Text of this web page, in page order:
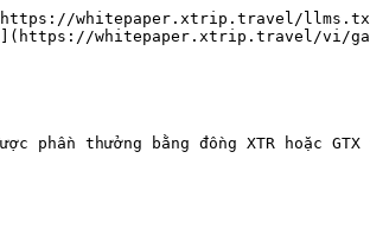
whitepaper.xtrip.travel/
whitepaper.xtrip.travel/vi/
phần thưởng bằng đồng XTR hoặc